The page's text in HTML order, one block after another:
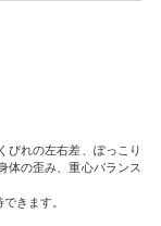
びれの左右差、ぽっこり
体の歪み、重心バランス
きます。